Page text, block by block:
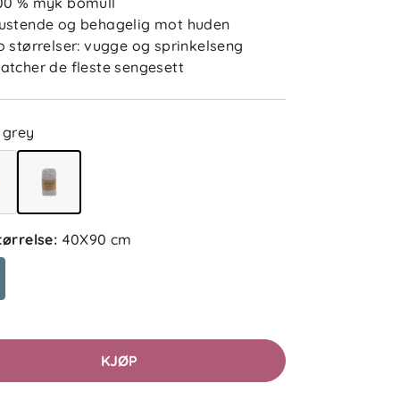
og behagelig mot huden
størrelser: vugge og sprinkelseng
de fleste sengesett
grey
: 40X90 cm
KJØP
1 måned siden
2 måneder siden